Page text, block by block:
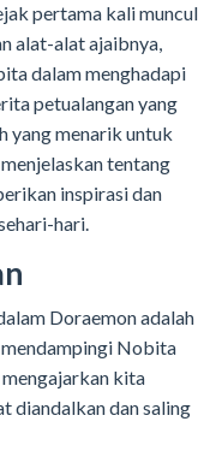
pertama kali muncul
alat-alat ajaibnya,
dalam menghadapi
petualangan yang
yang menarik untuk
tentang
inspirasi dan
hari.
Doraemon adalah
Nobita
kita
diandalkan dan saling